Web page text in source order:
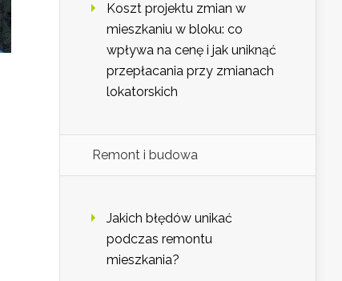
Koszt projektu zmian w
mieszkaniu w bloku: co
wpływa na cenę i jak uniknąć
przepłacania przy zmianach
lokatorskich
Remont i budowa
Jakich błędów unikać
podczas remontu
mieszkania?